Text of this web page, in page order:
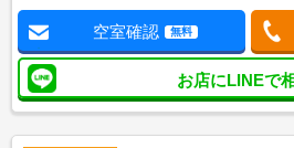
空室確認 無料
お店にLINEで